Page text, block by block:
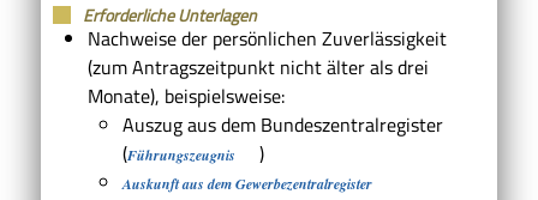
Erforderliche Unterlagen
Nachweise der persönlichen Zuverlässigkeit
(zum Antragszeitpunkt nicht älter als drei
Monate), beispielsweise:
Auszug aus dem Bundeszentralregister
(Führungszeugnis )
Auskunft aus dem Gewerbezentralregister